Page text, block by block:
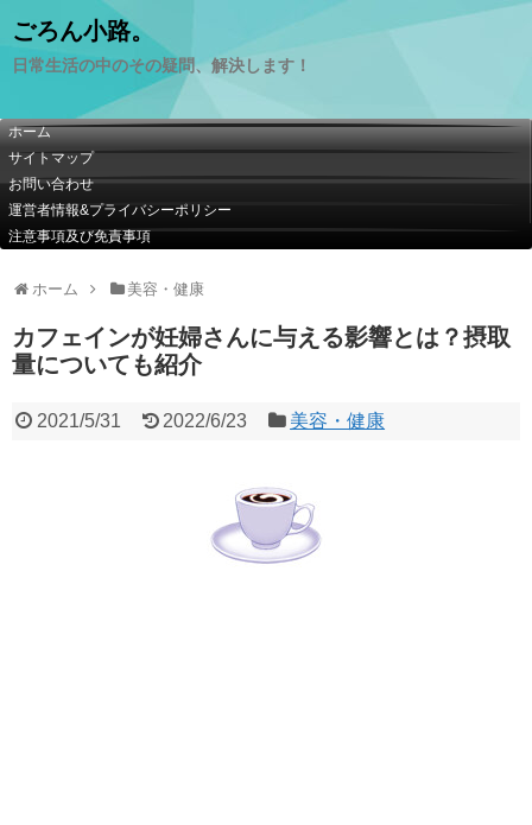
ごろん小路。
日常生活の中のその疑問、解決します！
ホーム
サイトマップ
お問い合わせ
運営者情報&プライバシーポリシー
注意事項及び免責事項
ホーム 美容・健康
カフェインが妊婦さんに与える影響とは？摂取
量についても紹介
2021/5/31 2022/6/23 美容・健康